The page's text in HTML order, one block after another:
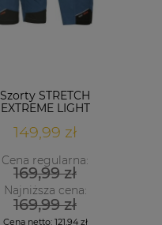
Szorty STRETCH
EXTREME LIGHT
149,99 zł
Cena regularna:
169,99 zł
Najniższa cena:
169,99 zł
Cena netto: 121,94 zł